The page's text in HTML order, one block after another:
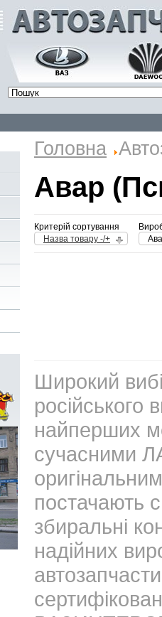
Головна
Авар
Критерій сортування
Назва товару -/+
Широкий
найперших
сучасними
постачають
збиральні
надійних